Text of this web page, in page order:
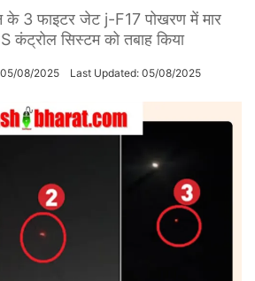
के 3 फाइटर जेट j-F17 पोखरण में मार
कंट्रोल सिस्टम को तबाह किया
05/08/2025 Last Updated: 05/08/2025